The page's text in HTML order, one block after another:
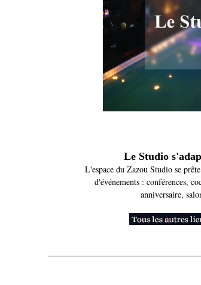
Le Studio
L'espace du Zazou Studio se
d'événements : conférences,
anniversaire,